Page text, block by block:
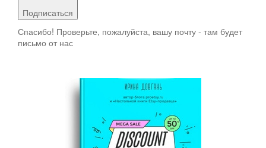
Подписаться
Спасибо! Проверьте, пожалуйста, вашу почту - там будет
письмо от нас